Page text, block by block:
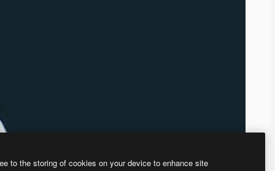
to the storing of cookies on your device to enhance site